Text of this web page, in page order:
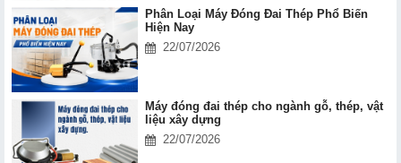
Phân Loại Máy Đóng Đai Thép Phổ Biến
Hiện Nay
22/07/2026
Máy đóng đai thép cho ngành gỗ, thép, vật
liệu xây dựng
22/07/2026